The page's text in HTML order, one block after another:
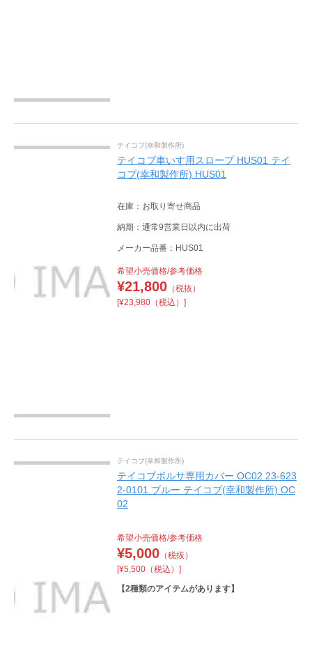
テイコブ(幸和製作所)
テイコブ車いす用スロープ HUS01 テイ
コブ(幸和製作所) HUS01
在庫：お取り寄せ商品
納期：通常9営業日以内に出荷
メーカー品番：HUS01
希望小売価格/参考価格
¥21,800（税抜）
[¥23,980（税込）]
テイコブ(幸和製作所)
テイコブボルサ専用カバー OC02 23-623
2-0101 ブルー テイコブ(幸和製作所) OC
02
希望小売価格/参考価格
¥5,000（税抜）
[¥5,500（税込）]
【2種類のアイテムがあります】